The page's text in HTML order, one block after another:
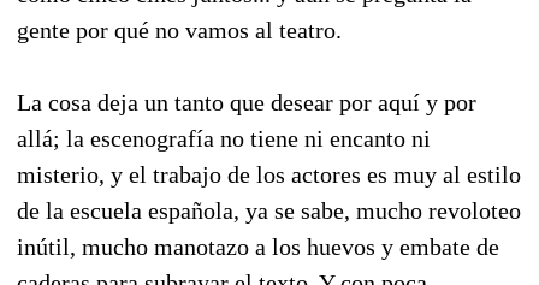
gente por qué no vamos al teatro.
La cosa deja un tanto que desear por aquí y por
allá; la escenografía no tiene ni encanto ni
misterio, y el trabajo de los actores es muy al estilo
de la escuela española, ya se sabe, mucho revoloteo
inútil, mucho manotazo a los huevos y embate de